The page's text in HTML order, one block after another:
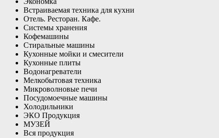
Встраиваемая техника для кухни
Отель. Ресторан. Кафе.
Системы хранения
Кофемашины
Стиральные машины
Кухонные мойки и смесители
Кухонные плиты
Водонагреватели
Мелкобытовая техника
Микроволновые печи
Посудомоечные машины
Холодильники
ЭКО Продукция
МУЗЕЙ
Вся продукция